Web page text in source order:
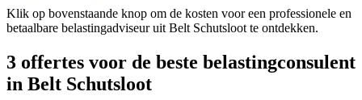
Klik op bovenstaande knop om de kosten voor een professionele en
betaalbare belastingadviseur uit Belt Schutsloot te ontdekken.
3 offertes voor de beste belastingconsulent
in Belt Schutsloot